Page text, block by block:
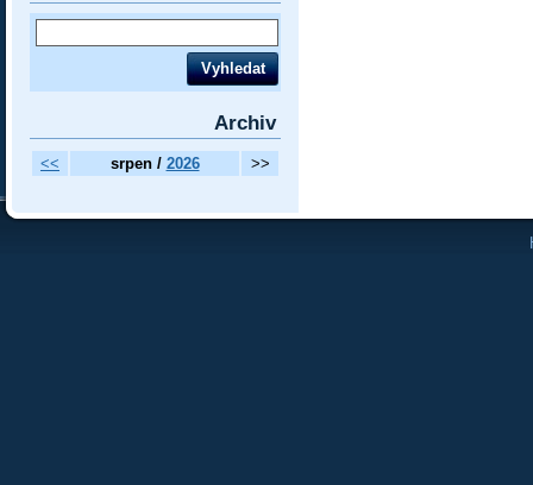
Archiv
<< srpen / 2026 >>